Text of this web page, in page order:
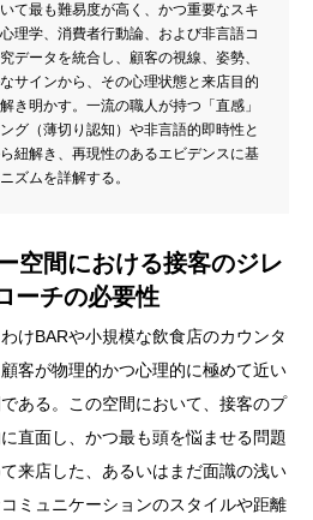
て最も難易度が高く、かつ重要なスキ
理学、消費者行動論、および非言語コ
データを統合し、顧客の視線、姿勢、
サインから、その心理状態と来店目的
き明かす。一流の職人が持つ「直感」
グ（薄切り認知）や非言語的即時性と
紐解き、再現性のあるエビデンスに基
ズムを詳解する。
空間における接客のジレ
ーチの必要性
けBARや小規模な飲食店のカウンタ
客が物理的かつ心理的に極めて近い
ある。この空間において、接客のプ
直面し、かつ最も頭を悩ませる問題
来店した、あるいはまだ面識の浅い
ミュニケーションのスタイルや距離